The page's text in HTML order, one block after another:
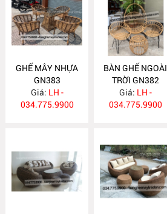
GHẾ MÂY NHỰA
GN383
Giá: LH -
034.775.9900
BÀN GHẾ NGOÀI
TRỜI GN382
Giá: LH -
034.775.9900